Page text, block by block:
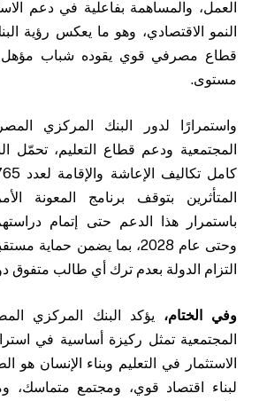
العمل، والمساهمة بفاعلية في دعم
النمو الاقتصادي، وهو ما يعكس رؤية
قطاع مصرفي قوي يقوده شباب
مستوى.
واستمرارًا لدور البنك المركزي
المجتمعية ودعم قطاع التعليم، تحمّل
المتأثرين بتوقف برنامج المعونة
باستمرار هذا الدعم حتى إتمام
وحتى عام 2028، بما يضمن
التزام الدولة بعدم ترك أي طالب متفوق
وفي الختام، يؤكد البنك المركزي
المجتمعية تمثل ركيزة أساسية في
الاستثمار في التعليم وبناء الإنسان هو
لبناء اقتصاد قوي، ومجتمع متماسك،